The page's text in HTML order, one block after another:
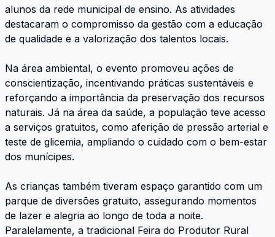
alunos da rede municipal de ensino. As atividades
destacaram o compromisso da gestão com a educação
de qualidade e a valorização dos talentos locais.
Na área ambiental, o evento promoveu ações de
conscientização, incentivando práticas sustentáveis e
reforçando a importância da preservação dos recursos
naturais. Já na área da saúde, a população teve acesso
a serviços gratuitos, como aferição de pressão arterial e
teste de glicemia, ampliando o cuidado com o bem-estar
dos munícipes.
As crianças também tiveram espaço garantido com um
parque de diversões gratuito, assegurando momentos
de lazer e alegria ao longo de toda a noite.
Paralelamente, a tradicional Feira do Produtor Rural